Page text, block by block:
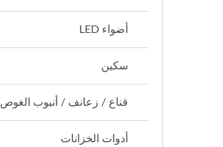
أضواء LED
سكين
قناع / زعانف / أنبوب الغوص
أدوات الخزانات